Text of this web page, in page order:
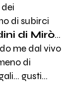
di subirci
di Mirò...
me dal vivo
di
gusti...